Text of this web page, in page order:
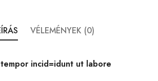
VÉLEMÉNYEK (0)
incid=idunt ut labore